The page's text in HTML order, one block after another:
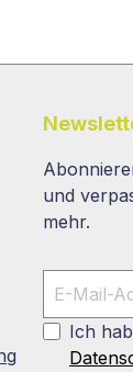
und
mehr.
Ich